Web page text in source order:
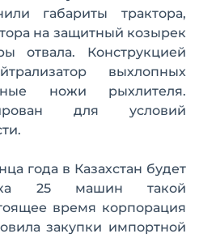
габариты трактора,
на защитный козырек
отвала. Конструкцией
выхлопных
ножи рыхлителя.
для условий
года в Казахстан будет
25 машин такой
время корпорация
закупки импортной